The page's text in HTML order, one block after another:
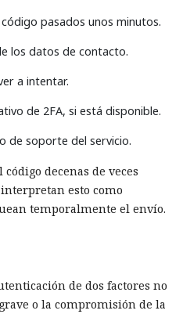
pasados unos minutos.
los datos de contacto.
a intentar.
de 2FA, si está disponible.
de soporte del servicio.
decenas de veces
esto como
temporalmente el envío.
de dos factores no
o la compromisión de la